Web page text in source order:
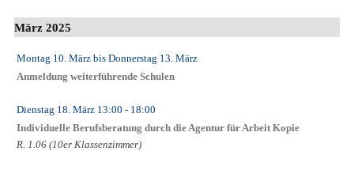
März 2025
Montag 10. März bis Donnerstag 13. März
Anmeldung weiterführende Schulen
Dienstag 18. März 13:00 - 18:00
Individuelle Berufsberatung durch die Agentur für Arbeit Kopie
R. 1.06 (10er Klassenzimmer)